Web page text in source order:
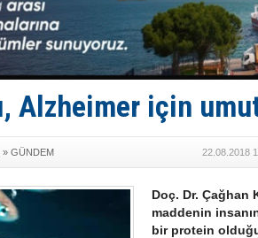
Baltık
Runit
Limana
Türk
Hüseyin
Med
Alzheimer için
» GÜNDEM 22.08.2018
Doç. Dr. Çağhan
maddenin
bir protein